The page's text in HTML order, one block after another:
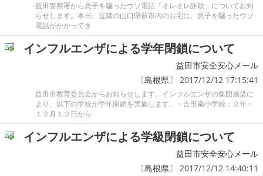
益田警察署から息子を騙ったウソ電話「オレオレ詐欺」についてお知
らせします。本日、近隣の山口県萩市内のお宅に、息子を騙ったウソ
電話がかかってき
インフルエンザによる学年閉鎖について
益田市安全安心メール
〔島根県〕 2017/12/12 17:15:41
益田市教育委員会からお知らせします。インフルエンザの集団感染に
より、以下の学校が学年閉鎖を実施します。・吉田南小学校：２年・
１２月１２日から
インフルエンザによる学級閉鎖について
益田市安全安心メール
〔島根県〕 2017/12/12 14:40:11